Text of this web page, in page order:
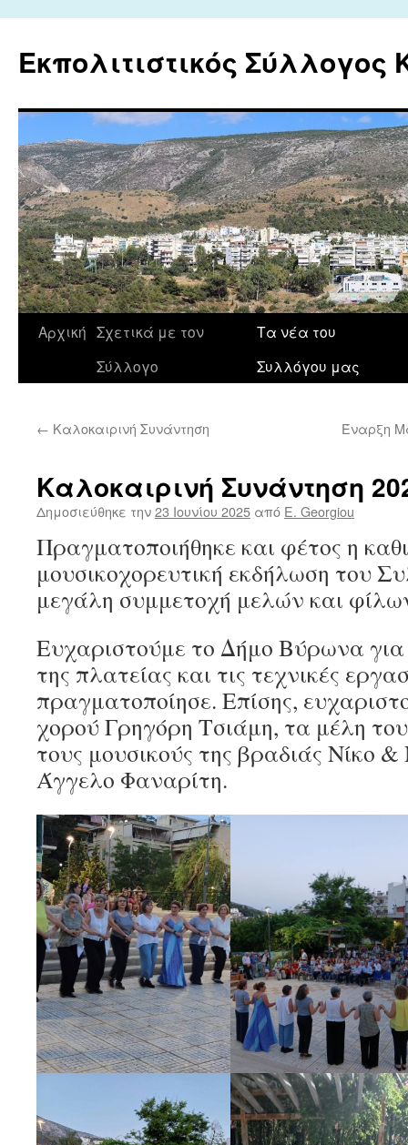
Εκπολιτιστικός Σύλλογος
Μετάβαση
Αρχική Σχετικά με τον
Σύλλογο
Τα νέα του
Συλλόγου μας
← Καλοκαιρινή Συνάντηση Έναρξη
Καλοκαιρινή Συνάντηση
Δημοσιεύθηκε την23 Ιουνίου 2025 από E. Georgiou
Πραγματοποιήθηκε και φέτος η
μουσικοχορευτική εκδήλωση του
μεγάλη συμμετοχή μελών και
Ευχαριστούμε το Δήμο Βύρωνα
της πλατείας και τις τεχνικές
πραγματοποίησε. Επίσης,
χορού Γρηγόρη Τσιάμη, τα μέλη
τους μουσικούς της βραδιάς Νίκο
Άγγελο Φαναρίτη.